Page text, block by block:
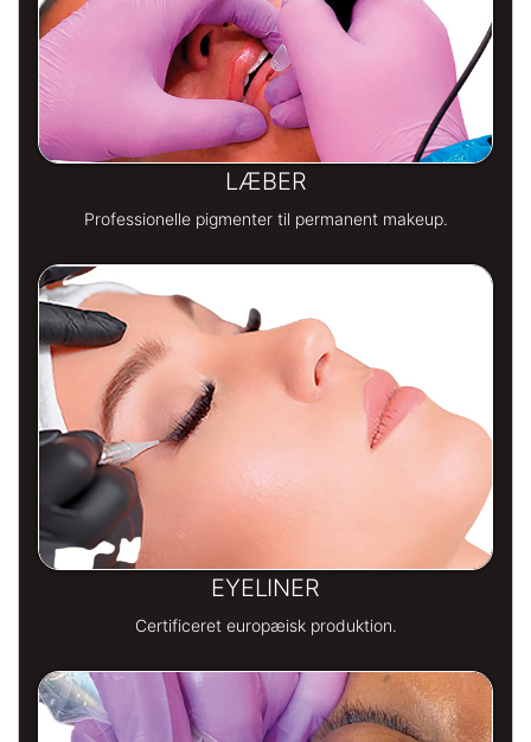
LÆBER
Professionelle pigmenter til permanent makeup.
EYELINER
Certificeret europæisk produktion.